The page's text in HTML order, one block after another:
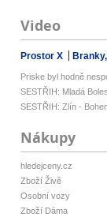
Video
Prostor X
Priske byl hodně
SESTŘIH: Mladá
SESTŘIH: Zlín -
Nákupy
hledejceny.cz
Zboží Živě
Osobní vozy
Zboží Dáma